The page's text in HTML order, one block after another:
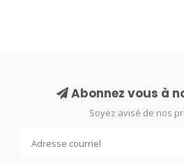
Abonnez vous à
Soyez avisé de nos